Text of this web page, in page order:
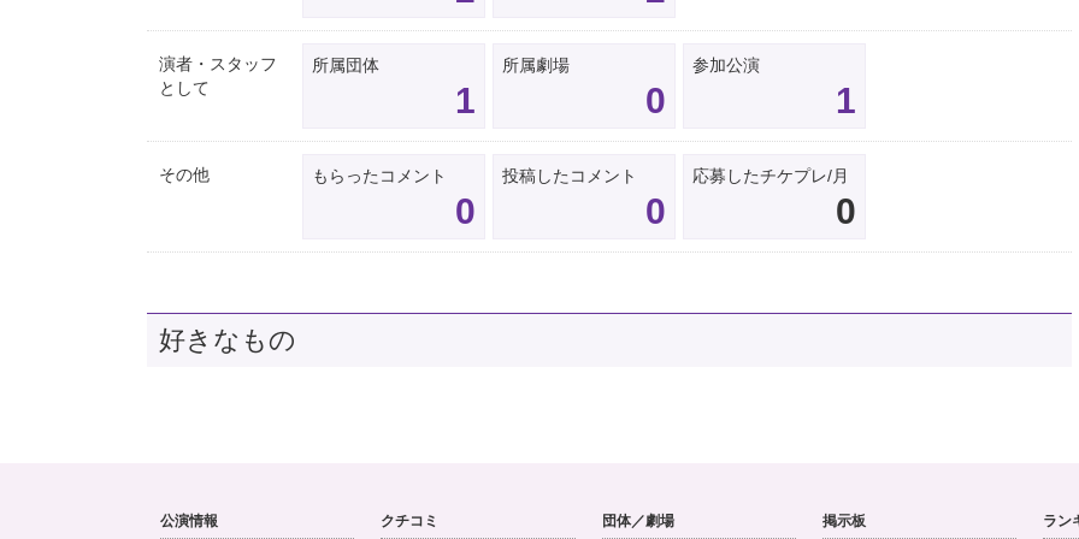
演者・スタッフ
として
所属団体
1
所属劇場
0
参加公演
1
その他 もらったコメント
0
投稿したコメント
0
応募したチケプレ/月
0
好きなもの
公演情報 クチコミ 団体／劇場 掲示板 ラン